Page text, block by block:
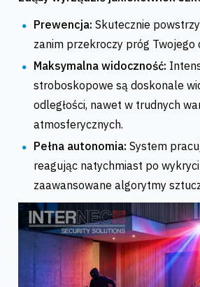
Prewencja: Skutecznie
zanim przekroczy próg Twojego
Maksymalna widoczność:
stroboskopowe są doskonale
odległości, nawet w trudnych
atmosferycznych.
Pełna autonomia: System
reagując natychmiast po
zaawansowane algorytmy